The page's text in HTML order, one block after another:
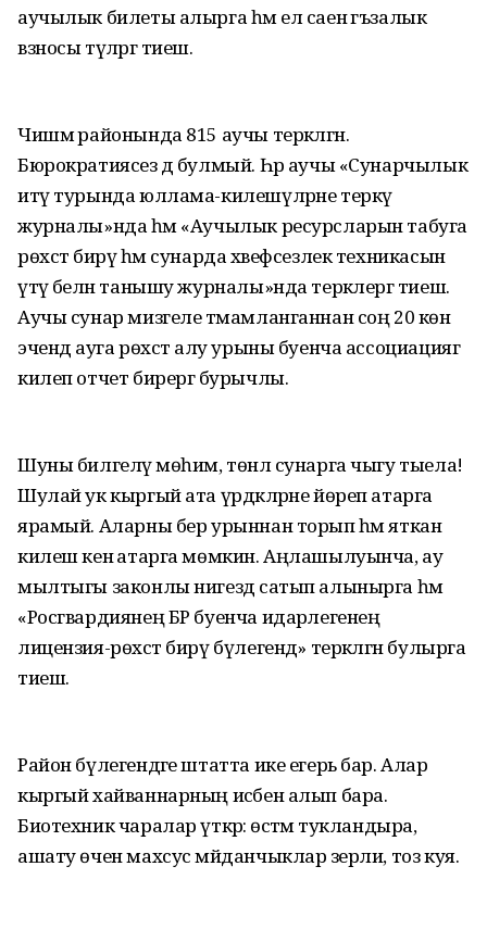
аучылык билеты алырга һәм ел саен әгъзалык
взносы түләргә тиеш.
Чишмә районында 815 аучы теркәлгән.
Бюрократиясез дә булмый. Һәр аучы «Сунарчылык
итү турында юллама-килешүләрне теркәү
журналы»нда һәм «Аучылык ресурсларын табуга
рөхсәт бирү һәм сунарда хәвефсезлек техникасын
үтәү белән танышу журналы»нда теркәлергә тиеш.
Аучы сунар мизгеле тәмамланганнан соң 20 көн
эчендә ауга рөхсәт алу урыны буенча ассоциациягә
килеп отчет бирергә бурычлы.
Шуны билгеләү мөһим, төнлә сунарга чыгу тыела!
Шулай ук кыргый ата үрдәкләрне йөреп атарга
ярамый. Аларны бер урыннан торып һәм яткан
килеш кенә атарга мөмкин. Аңлашылуынча, ау
мылтыгы законлы нигездә сатып алынырга һәм
«Росгвардиянең БР буенча идарәлегенең
лицензия-рөхсәт бирү бүлегендә» теркәлгән булырга
тиеш.
Район бүлегендәге штатта ике егерь бар. Алар
кыргый хайваннарның исәбен алып бара.
Биотехник чаралар үткәрә: өстәмә тукландыра,
ашату өчен махсус мәйданчыклар әзерли, тоз куя.